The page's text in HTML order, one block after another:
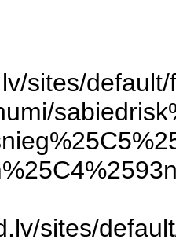
sites/
sites/